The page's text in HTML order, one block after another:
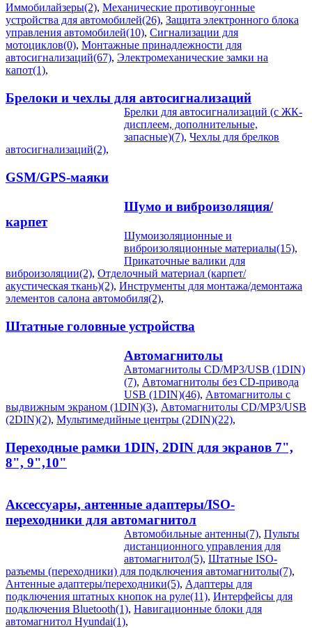
Иммобилайзеры(2), Механические противоугонные
устройства для автомобилей(26), Защита электронного блока
управления автомобилей(10), Сигнализации для
мотоциклов(0), Монтажные принадлежности для
автосигнализаций(67), Электромеханические замки на
капот(1),
Брелоки и чехлы для автосигнализаций
Брелки для автосигнализаций (с ЖК-
дисплеем, дополнительные,
запасные)(7), Чехлы для брелков
автосигнализаций(2),
GSM/GPS-маяки
Шумо и виброизоляция/
карпет
Шумоизоляционные и
виброизоляционные материалы(15),
Прикаточные валики для
виброизоляции(2), Отделочный материал (карпет/
акустическая ткань)(2), Инструменты для монтажа/демонтажа
элементов салона автомобиля(2),
Штатные головные устройства
Автомагнитолы
Автомагнитолы CD/MP3/USB (1DIN)
(7), Автомагнитолы без CD-привода
USB (1DIN)(46), Автомагнитолы с
выдвижным экраном (1DIN)(3), Автомагнитолы CD/MP3/USB
(2DIN)(2), Мультимедийные центры (2DIN)(22),
Переходные рамки 1DIN, 2DIN для экранов 7",
8", 9",10"
Аксессуары, антенные адаптеры/ISO-
переходники для автомагнитол
Автомобильные антенны(7), Пульты
дистанционного управления для
автомагнитол(5), Штатные ISO-
разъемы (переходники) для подключения автомагнитолы(7),
Антенные адаптеры/переходники(5), Адаптеры для
подключения штатных кнопок на руле(11), Интерфейсы для
подключения Bluetooth(1), Навигационные блоки для
автомагнитол Hyundai(1),